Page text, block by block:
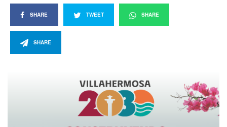
SHARE TWEET SHARE
SHARE